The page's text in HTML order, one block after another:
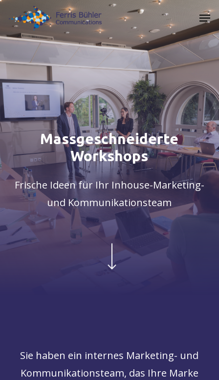
main
content
Massgeschneiderte
Workshops
Frische Ideen für Ihr Inhouse-Marketing-
und Kommunikationsteam
Navigate to the next section
Sie haben ein internes Marketing- und
Kommunikationsteam, das Ihre Marke